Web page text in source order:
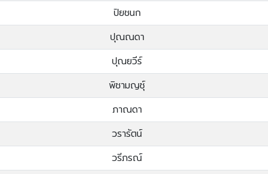
ปิยชนก
ปุณณดา
ปุณยวีร์
พิชามญชุ์
ภาณดา
วรารัตน์
วรีภรณ์